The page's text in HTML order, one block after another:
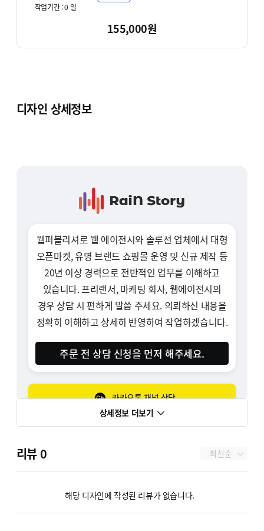
작업기간 :0 일
155,000원
디자인 상세정보
웹퍼블리셔로 웹 에이전시와 솔루션 업체에서 대형
오픈마켓, 유명 브랜드 쇼핑몰 운영 및 신규 제작 등
20년 이상 경력으로 전반적인 업무를 이해하고
있습니다. 프리랜서, 마케팅 회사, 웹에이전시의
경우 상담 시 편하게 말씀 주세요. 의뢰하신 내용을
정확히 이해하고 상세히 반영하여 작업하겠습니다.
주문 전 상담 신청을 먼저 해주세요.
카카오톡 채널 상담
홈페이지 들러보기
웹폰트 적용
상세정보 더보기
리뷰0 최신순
해당 디자인에 작성된 리뷰가 없습니다.